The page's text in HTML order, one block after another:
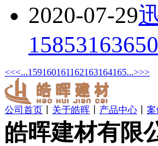
2020-07-29
15853163650
<<<...159160161162163164165...>>>
公司首页 关于皓晖 产品中心 案
皓晖建材有限